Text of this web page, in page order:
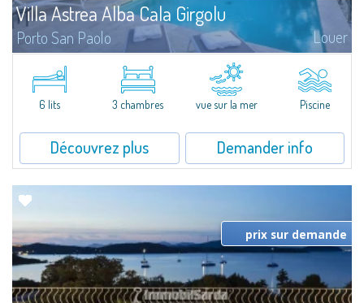
Villa Astrea Alba Cala Girgolu
Porto San Paolo Louer
​At a very short distance from the sea to which it is directly connected by a
short lane, Villa Astrea Alba Cala Girgolu is a fantastic villa for rent in the
area of Porto San Paolo, a famous tourist resort as well as...
6 lits 3 chambres vue sur la mer Piscine
Découvrez plus Demander info
prix sur demande